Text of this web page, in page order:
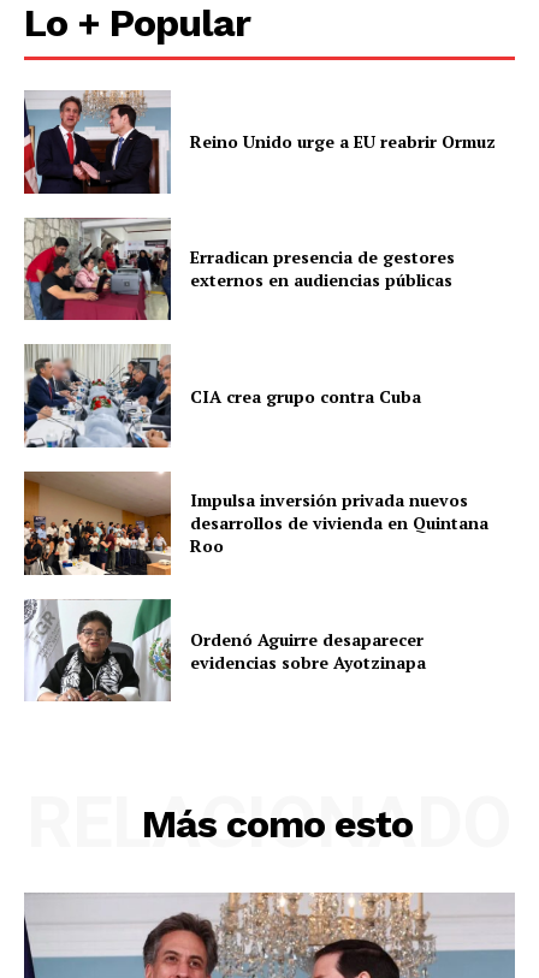
Lo + Popular
Reino Unido urge a EU reabrir Ormuz
Erradican presencia de gestores
externos en audiencias públicas
CIA crea grupo contra Cuba
Impulsa inversión privada nuevos
desarrollos de vivienda en Quintana
Roo
Ordenó Aguirre desaparecer
evidencias sobre Ayotzinapa
Más como esto
RELACIONADO